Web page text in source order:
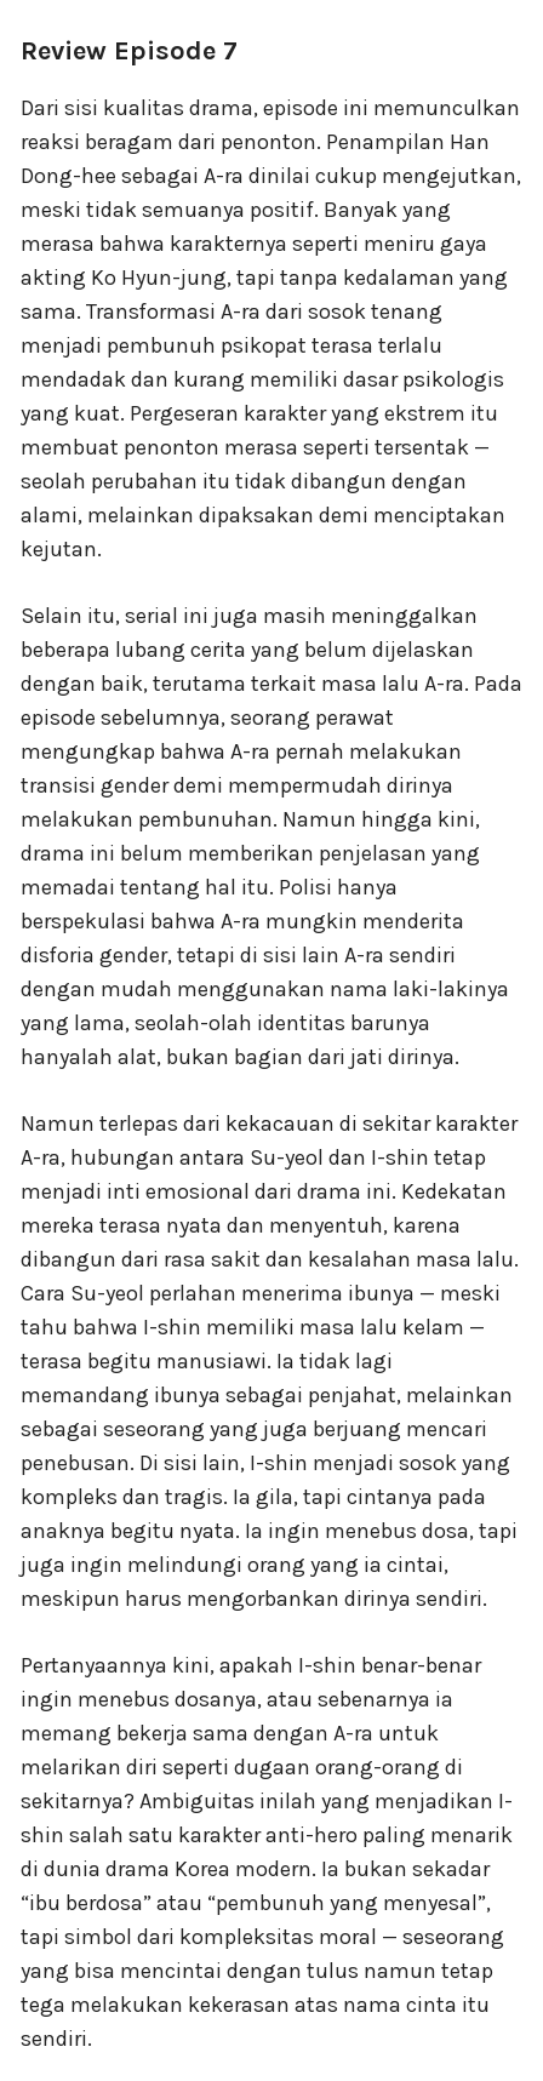
Review Episode 7
Dari sisi kualitas drama, episode ini memunculkan
reaksi beragam dari penonton. Penampilan Han
Dong-hee sebagai A-ra dinilai cukup mengejutkan,
meski tidak semuanya positif. Banyak yang
merasa bahwa karakternya seperti meniru gaya
akting Ko Hyun-jung, tapi tanpa kedalaman yang
sama. Transformasi A-ra dari sosok tenang
menjadi pembunuh psikopat terasa terlalu
mendadak dan kurang memiliki dasar psikologis
yang kuat. Pergeseran karakter yang ekstrem itu
membuat penonton merasa seperti tersentak —
seolah perubahan itu tidak dibangun dengan
alami, melainkan dipaksakan demi menciptakan
kejutan.
Selain itu, serial ini juga masih meninggalkan
beberapa lubang cerita yang belum dijelaskan
dengan baik, terutama terkait masa lalu A-ra. Pada
episode sebelumnya, seorang perawat
mengungkap bahwa A-ra pernah melakukan
transisi gender demi mempermudah dirinya
melakukan pembunuhan. Namun hingga kini,
drama ini belum memberikan penjelasan yang
memadai tentang hal itu. Polisi hanya
berspekulasi bahwa A-ra mungkin menderita
disforia gender, tetapi di sisi lain A-ra sendiri
dengan mudah menggunakan nama laki-lakinya
yang lama, seolah-olah identitas barunya
hanyalah alat, bukan bagian dari jati dirinya.
Namun terlepas dari kekacauan di sekitar karakter
A-ra, hubungan antara Su-yeol dan I-shin tetap
menjadi inti emosional dari drama ini. Kedekatan
mereka terasa nyata dan menyentuh, karena
dibangun dari rasa sakit dan kesalahan masa lalu.
Cara Su-yeol perlahan menerima ibunya — meski
tahu bahwa I-shin memiliki masa lalu kelam —
terasa begitu manusiawi. Ia tidak lagi
memandang ibunya sebagai penjahat, melainkan
sebagai seseorang yang juga berjuang mencari
penebusan. Di sisi lain, I-shin menjadi sosok yang
kompleks dan tragis. Ia gila, tapi cintanya pada
anaknya begitu nyata. Ia ingin menebus dosa, tapi
juga ingin melindungi orang yang ia cintai,
meskipun harus mengorbankan dirinya sendiri.
Pertanyaannya kini, apakah I-shin benar-benar
ingin menebus dosanya, atau sebenarnya ia
memang bekerja sama dengan A-ra untuk
melarikan diri seperti dugaan orang-orang di
sekitarnya? Ambiguitas inilah yang menjadikan I-
shin salah satu karakter anti-hero paling menarik
di dunia drama Korea modern. Ia bukan sekadar
“ibu berdosa” atau “pembunuh yang menyesal”,
tapi simbol dari kompleksitas moral — seseorang
yang bisa mencintai dengan tulus namun tetap
tega melakukan kekerasan atas nama cinta itu
sendiri.